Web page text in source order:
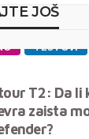
JOŠ
TESTOVI
T2: Da li
zaista